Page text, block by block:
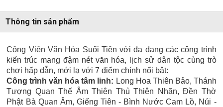
Thông tin sản phẩm
Công Viên Văn Hóa Suối Tiên với đa dạng các công trình
kiến trúc mang đậm nét văn hóa, lịch sử dân tộc cùng trò
chơi hấp dẫn, mới lạ với 7 điểm chính nổi bật:
Công trình văn hóa tâm linh: Long Hoa Thiên Bảo, Thánh
Tượng Quan Thế Âm Thiên Thủ Thiên Nhãn, Đền Thờ
Phật Bà Quan Âm, Giếng Tiên - Bình Nước Cam Lồ, Núi -